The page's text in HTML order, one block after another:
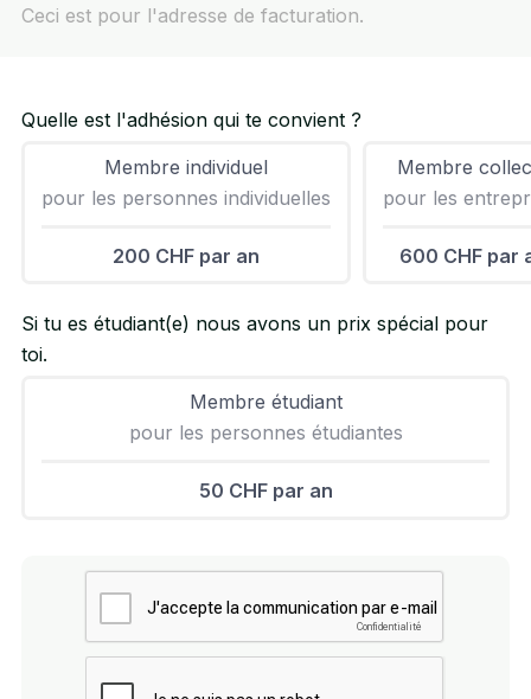
Ceci est pour l'adresse de facturation.
Quelle est l'adhésion qui te convient ?
Membre individuel
pour les personnes individuelles
200 CHF par an
Membre
pour les
600 CHF par
Si tu es étudiant(e) nous avons un prix spécial pour
toi.
Membre étudiant
pour les personnes étudiantes
50 CHF par an
J'accepte la communication par e-mail
Confidentialité